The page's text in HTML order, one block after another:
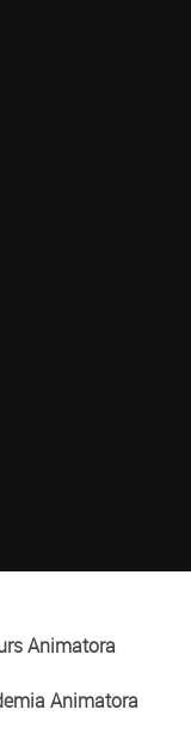
Animatora
Animatora